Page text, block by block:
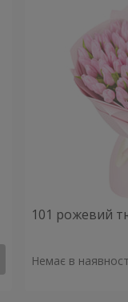
101 рожевий
Немає в